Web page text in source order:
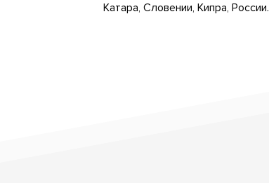
Катара, Словении, Кипра, России.